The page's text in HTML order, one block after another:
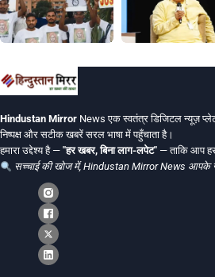
Hindustan Mirror News एक स्वतंत्र डिजिटल न्यूज़
निष्पक्ष और सटीक खबरें सरल भाषा में पहुँचाता है।
हमारा उद्देश्य है — "हर खबर, बिना लाग-लपेट" — ताकि आप
सच्चाई की खोज में, Hindustan Mirror News आपके